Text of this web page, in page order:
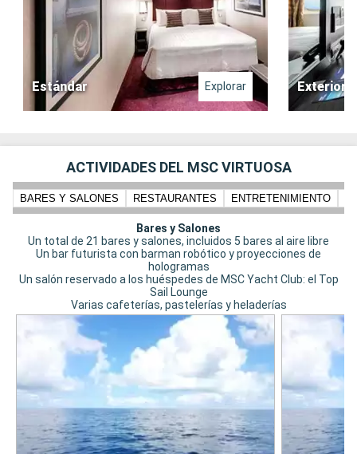
Estándar Explorar Exterior
ACTIVIDADES DEL MSC VIRTUOSA
BARES Y SALONES RESTAURANTES ENTRETENIMIENTO
Bares y Salones
Un total de 21 bares y salones, incluidos 5 bares al aire libre
Un bar futurista con barman robótico y proyecciones de
hologramas
Un salón reservado a los huéspedes de MSC Yacht Club: el Top
Sail Lounge
Varias cafeterías, pastelerías y heladerías